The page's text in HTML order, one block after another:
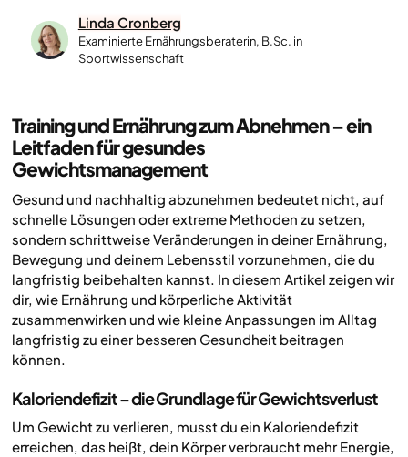
Linda Cronberg
Examinierte Ernährungsberaterin, B.Sc. in
Sportwissenschaft
Training und Ernährung zum Abnehmen – ein
Leitfaden für gesundes
Gewichtsmanagement
Gesund und nachhaltig abzunehmen bedeutet nicht, auf
schnelle Lösungen oder extreme Methoden zu setzen,
sondern schrittweise Veränderungen in deiner Ernährung,
Bewegung und deinem Lebensstil vorzunehmen, die du
langfristig beibehalten kannst. In diesem Artikel zeigen wir
dir, wie Ernährung und körperliche Aktivität
zusammenwirken und wie kleine Anpassungen im Alltag
langfristig zu einer besseren Gesundheit beitragen
können.
Kaloriendefizit – die Grundlage für Gewichtsverlust
Um Gewicht zu verlieren, musst du ein Kaloriendefizit
erreichen, das heißt, dein Körper verbraucht mehr Energie,